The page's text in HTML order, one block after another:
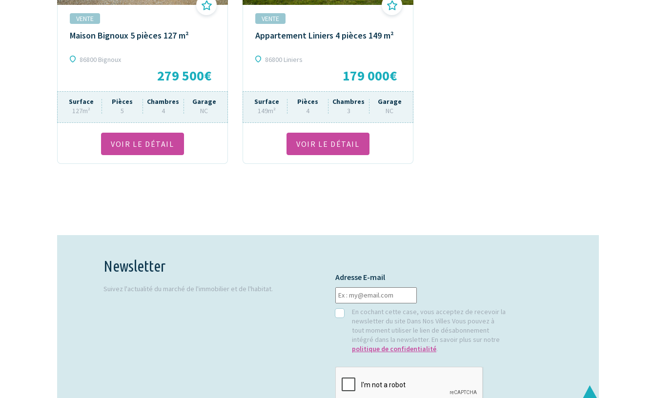
VENTE
Maison Bignoux 5 pièces 127 m²
86800 Bignoux
279 500€
Surface
127m²
Pièces
5
Chambres
4
Garage
NC
VOIR LE DÉTAIL
VENTE
Appartement Liniers 4 pièces 149 m²
86800 Liniers
179 000€
Surface
149m²
Pièces
4
Chambres
3
Garage
NC
VOIR LE DÉTAIL
Newsletter
Suivez l'actualité du marché de l'immobilier et de l'habitat.
Adresse E-mail
RGPDEn cochant cette case, vous acceptez de recevoir la
newsletter du site Dans Nos Villes Vous pouvez à
tout moment utiliser le lien de désabonnement
intégré dans la newsletter. En savoir plus sur notre
politique de confidentialité.